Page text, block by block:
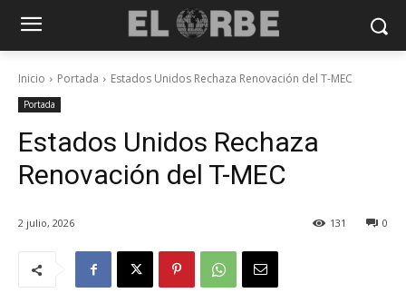
Inicio Portada Estados Unidos Rechaza Renovación del T-MEC
Portada
Estados Unidos Rechaza
Renovación del T-MEC
2 julio, 2026 0
131